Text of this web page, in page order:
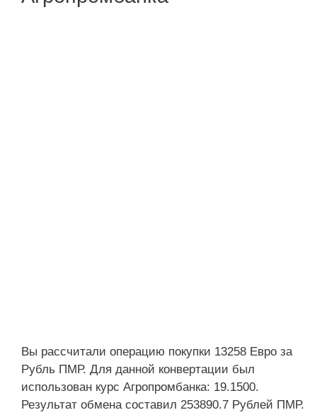
Вы рассчитали операцию покупки 13258 Евро за
Рубль ПМР. Для данной конвертации был
использован курс Агропромбанка: 19.1500.
Результат обмена составил 253890.7 Рублей ПМР.